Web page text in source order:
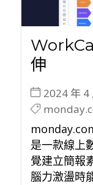
伸
2024 年 4
是一款線上
覺建立簡報
腦力激盪時